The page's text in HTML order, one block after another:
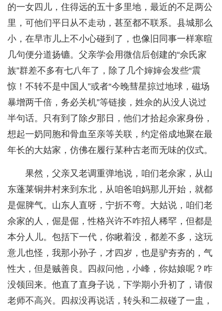
的一女四儿，住得远的五十多里地，最近的不足两公
里，可他们平日从不走动，甚至都不联系。县城那么
小，在早市儿上不小心碰到了，也像旧同事一样寒暄
几句便分道扬镳。父亲学会用微信后创建的“佘氏家
族”群差不多有七八年了，除了几个婶婶会发些“震
惊！不转不是中国人”或者“今晚彗星掠过地球，磁场
暴增两千倍，务必关机”等链接，姓佘的从没人说过
半句话。只有到了除夕那日，他们才拾起佘家身份，
想起一奶同胞和骨血至亲等关联，约定俗成地聚在最
年长的大姑家，仿佛在履行某种古老而无味的仪式。
果然，父亲又老调重弹地说，咱们老佘家，从山
东蓬莱铜井村来到东北，从咱爸咱妈那儿开始，就都
是倔脾气。山东人直呀，宁折不弯。大姑说，咱们老
佘家的人，倔是倔，性格兴许不咋招人稀罕，但都是
本分人儿。包括下一代，你瞅着没，都差不多，这玩
意儿也怪，我那小孙子，才四岁，也是驴夯夯的，气
性大，但是贼善良。四叔问他，小峰，你姑娘呢？咋
没领回来。他直了直身子说，下学期小升初了，请假
老师不高兴。四叔没再说话，转头和二叔碰了一盅，